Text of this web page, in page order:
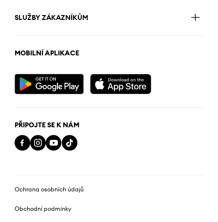
SLUŽBY ZÁKAZNÍKŮM
MOBILNÍ APLIKACE
PŘIPOJTE SE K NÁM
Ochrana osobních údajů
Obchodní podmínky